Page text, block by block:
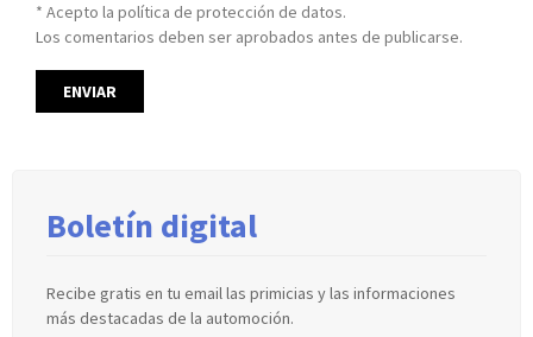
* Acepto la política de protección de datos.
Los comentarios deben ser aprobados antes de publicarse.
Boletín digital
Recibe gratis en tu email las primicias y las informaciones
más destacadas de la automoción.